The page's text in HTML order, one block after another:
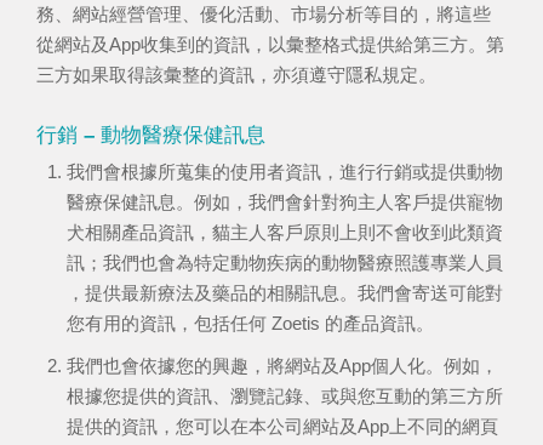
務、網站經營管理、優化活動、市場分析等目的，將這些
從網站及App收集到的資訊，以彙整格式提供給第三方。第
三方如果取得該彙整的資訊，亦須遵守隱私規定。
行銷 – 動物醫療保健訊息
我們會根據所蒐集的使用者資訊，進行行銷或提供動物
醫療保健訊息。例如，我們會針對狗主人客戶提供寵物
犬相關產品資訊，貓主人客戶原則上則不會收到此類資
訊；我們也會為特定動物疾病的動物醫療照護專業人員
，提供最新療法及藥品的相關訊息。我們會寄送可能對
您有用的資訊，包括任何 Zoetis 的產品資訊。
我們也會依據您的興趣，將網站及App個人化。例如，
根據您提供的資訊、瀏覽記錄、或與您互動的第三方所
提供的資訊，您可以在本公司網站及App上不同的網頁